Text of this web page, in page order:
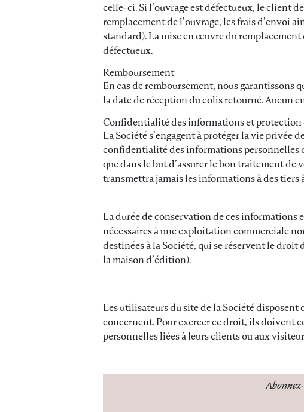
celle-ci. Si l’ouvrage est défectueux, le client
remplacement de l’ouvrage, les frais d’envoi
standard). La mise en œuvre du remplacement
défectueux.
Remboursement
En cas de remboursement, nous garantissons
la date de réception du colis retourné. Aucun
Confidentialité des informations et protection
La Société s’engagent à protéger la vie
confidentialité des informations personnelles
que dans le but d’assurer le bon traitement de
transmettra jamais les informations à des
La durée de conservation de ces
nécessaires à une exploitation commerciale
destinées à la Société, qui se réservent le
la maison d’édition).
Les utilisateurs du site de la Société
concernent. Pour exercer ce droit, ils doivent
personnelles liées à leurs clients ou aux